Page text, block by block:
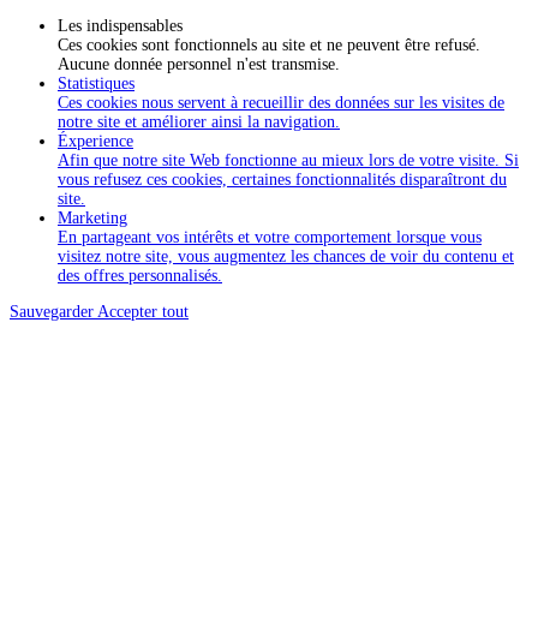
Les indispensables
Ces cookies sont fonctionnels au site et ne peuvent être refusé.
Aucune donnée personnel n'est transmise.
Statistiques
Ces cookies nous servent à recueillir des données sur les visites de
notre site et améliorer ainsi la navigation.
Éxperience
Afin que notre site Web fonctionne au mieux lors de votre visite. Si
vous refusez ces cookies, certaines fonctionnalités disparaîtront du
site.
Marketing
En partageant vos intérêts et votre comportement lorsque vous
visitez notre site, vous augmentez les chances de voir du contenu et
des offres personnalisés.
Sauvegarder Accepter tout